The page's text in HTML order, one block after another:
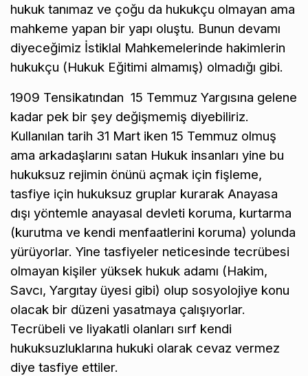
hukuk tanımaz ve çoğu da hukukçu olmayan ama
mahkeme yapan bir yapı oluştu. Bunun devamı
diyeceğimiz İstiklal Mahkemelerinde hakimlerin
hukukçu (Hukuk Eğitimi almamış) olmadığı gibi.
1909 Tensikatından 15 Temmuz Yargısına gelene
kadar pek bir şey değişmemiş diyebiliriz.
Kullanılan tarih 31 Mart iken 15 Temmuz olmuş
ama arkadaşlarını satan Hukuk insanları yine bu
hukuksuz rejimin önünü açmak için fişleme,
tasfiye için hukuksuz gruplar kurarak Anayasa
dışı yöntemle anayasal devleti koruma, kurtarma
(kurutma ve kendi menfaatlerini koruma) yolunda
yürüyorlar. Yine tasfiyeler neticesinde tecrübesi
olmayan kişiler yüksek hukuk adamı (Hakim,
Savcı, Yargıtay üyesi gibi) olup sosyolojiye konu
olacak bir düzeni yasatmaya çalışıyorlar.
Tecrübeli ve liyakatli olanları sırf kendi
hukuksuzluklarına hukuki olarak cevaz vermez
diye tasfiye ettiler.